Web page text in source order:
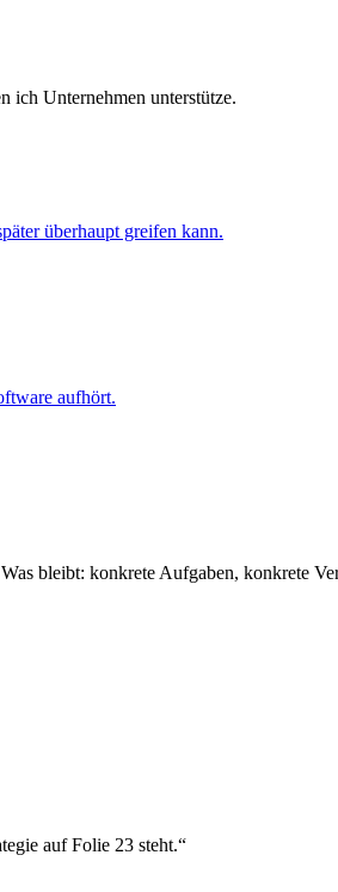
ich Unternehmen unterstütze.
überhaupt greifen kann.
aufhört.
bleibt: konkrete Aufgaben, konkrete
auf Folie 23 steht.“